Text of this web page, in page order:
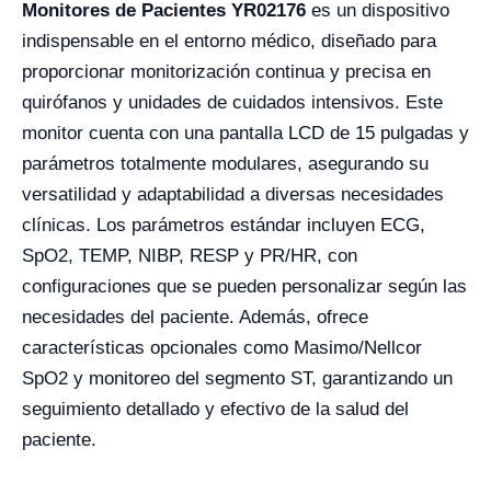
Monitores de Pacientes YR02176 es un dispositivo
indispensable en el entorno médico, diseñado para
proporcionar monitorización continua y precisa en
quirófanos y unidades de cuidados intensivos. Este
monitor cuenta con una pantalla LCD de 15 pulgadas y
parámetros totalmente modulares, asegurando su
versatilidad y adaptabilidad a diversas necesidades
clínicas. Los parámetros estándar incluyen ECG,
SpO2, TEMP, NIBP, RESP y PR/HR, con
configuraciones que se pueden personalizar según las
necesidades del paciente. Además, ofrece
características opcionales como Masimo/Nellcor
SpO2 y monitoreo del segmento ST, garantizando un
seguimiento detallado y efectivo de la salud del
paciente.